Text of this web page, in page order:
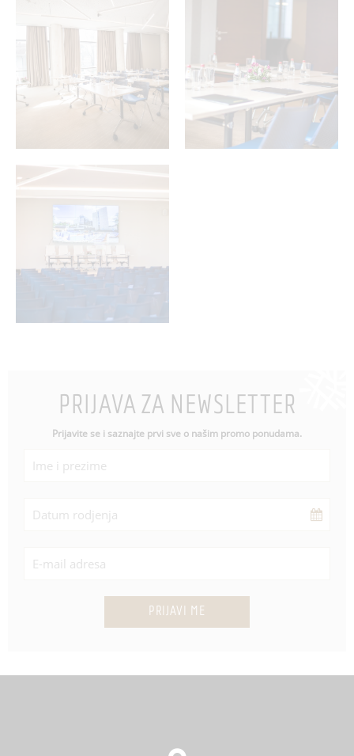
PRIJAVA ZA NEWSLETTER
Prijavite se i saznajte prvi sve o našim promo ponudama.
PRIJAVI ME